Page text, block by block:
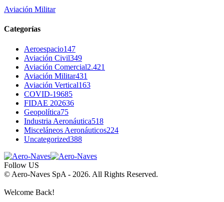
Aviación Militar
Categorías
Aeroespacio147
Aviación Civil349
Aviación Comercial2.421
Aviación Militar431
Aviación Vertical163
COVID-19685
FIDAE 202636
Geopolítica75
Industria Aeronáutica518
Misceláneos Aeronáuticos224
Uncategorized388
Follow US
© Aero-Naves SpA - 2026. All Rights Reserved.
Welcome Back!